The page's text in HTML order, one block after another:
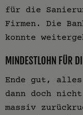
für die
Firmen. Die
konnte
MINDESTLOHN FÜR
Ende gut,
dann doch
massiv